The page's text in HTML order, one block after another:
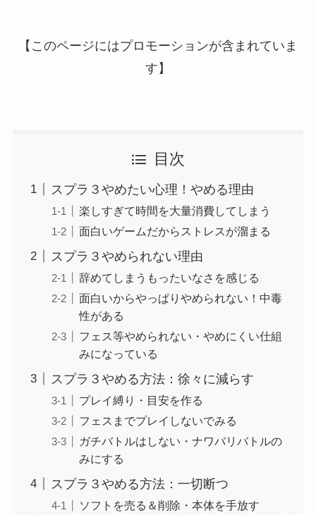
【このページにはプロモーションが含まれていま
す】
目次
スプラ３やめたい心理！やめる理由
楽しすぎて時間を大量消費してしまう
面白いゲームだからストレスが溜まる
スプラ３やめられない理由
辞めてしまうもったいなさを感じる
面白いからやっぱりやめられない！中毒
性がある
フェス等やめられない・やめにくい仕組
みになっている
スプラ３やめる方法：徐々に減らす
プレイ縛り・目安を作る
フェスまでプレイしないでみる
ガチバトルはしない・ナワバリバトルの
みにする
スプラ３やめる方法：一切断つ
ソフトを売る＆削除・本体を手放す